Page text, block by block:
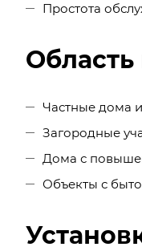
Простота
Частные дома
Загородные
Дома с
Объекты с